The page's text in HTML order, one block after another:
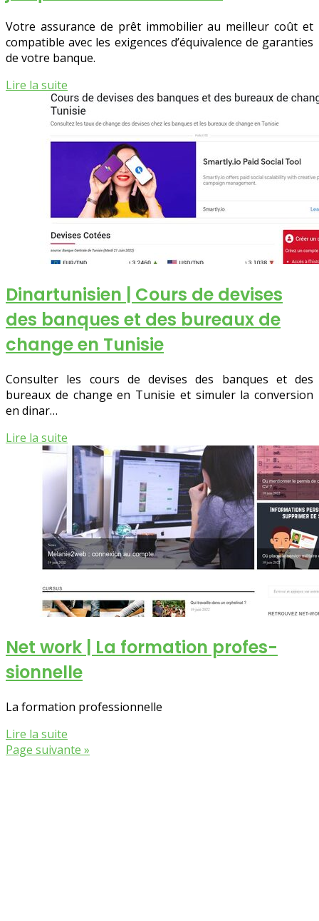
Votre assurance de prêt immobilier au meilleur coût et
compatible avec les exigences d’équivalence de garanties
de votre banque.
Lire la suite
Dinar­tuni­sien | Cours de devises
des banques et des bureaux de
change en Tunisie
Consulter les cours de devises des banques et des
bureaux de change en Tunisie et simuler la conversion
en dinar…
Lire la suite
Net work | La formation profes­
sionnel­le
La formation professionnelle
Lire la suite
Page suivante »